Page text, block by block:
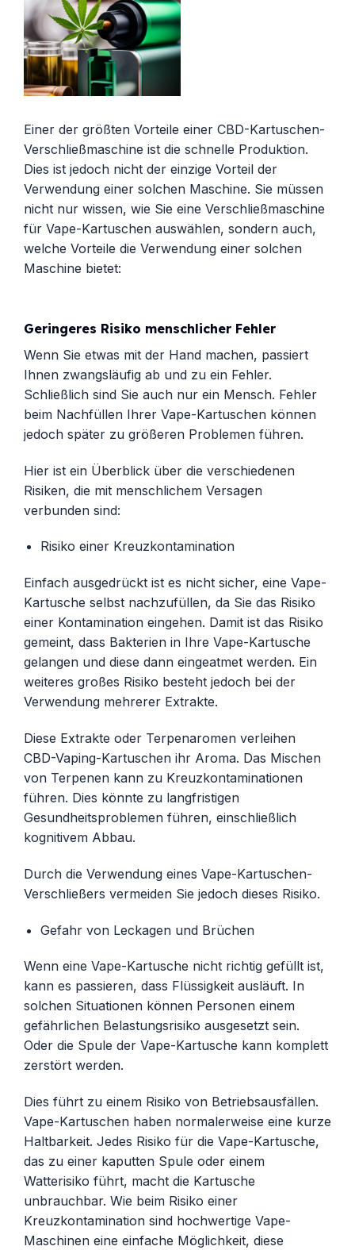
Einer der größten Vorteile einer CBD-Kartuschen-
Verschließmaschine ist die schnelle Produktion.
Dies ist jedoch nicht der einzige Vorteil der
Verwendung einer solchen Maschine. Sie müssen
nicht nur wissen, wie Sie eine Verschließmaschine
für Vape-Kartuschen auswählen, sondern auch,
welche Vorteile die Verwendung einer solchen
Maschine bietet:
Geringeres Risiko menschlicher Fehler
Wenn Sie etwas mit der Hand machen, passiert
Ihnen zwangsläufig ab und zu ein Fehler.
Schließlich sind Sie auch nur ein Mensch. Fehler
beim Nachfüllen Ihrer Vape-Kartuschen können
jedoch später zu größeren Problemen führen.
Hier ist ein Überblick über die verschiedenen
Risiken, die mit menschlichem Versagen
verbunden sind:
Risiko einer Kreuzkontamination
Einfach ausgedrückt ist es nicht sicher, eine Vape-
Kartusche selbst nachzufüllen, da Sie das Risiko
einer Kontamination eingehen. Damit ist das Risiko
gemeint, dass Bakterien in Ihre Vape-Kartusche
gelangen und diese dann eingeatmet werden. Ein
weiteres großes Risiko besteht jedoch bei der
Verwendung mehrerer Extrakte.
Diese Extrakte oder Terpenaromen verleihen
CBD-Vaping-Kartuschen ihr Aroma. Das Mischen
von Terpenen kann zu Kreuzkontaminationen
führen. Dies könnte zu langfristigen
Gesundheitsproblemen führen, einschließlich
kognitivem Abbau.
Durch die Verwendung eines Vape-Kartuschen-
Verschließers vermeiden Sie jedoch dieses Risiko.
Gefahr von Leckagen und Brüchen
Wenn eine Vape-Kartusche nicht richtig gefüllt ist,
kann es passieren, dass Flüssigkeit ausläuft. In
solchen Situationen können Personen einem
gefährlichen Belastungsrisiko ausgesetzt sein.
Oder die Spule der Vape-Kartusche kann komplett
zerstört werden.
Dies führt zu einem Risiko von Betriebsausfällen.
Vape-Kartuschen haben normalerweise eine kurze
Haltbarkeit. Jedes Risiko für die Vape-Kartusche,
das zu einer kaputten Spule oder einem
Watterisiko führt, macht die Kartusche
unbrauchbar. Wie beim Risiko einer
Kreuzkontamination sind hochwertige Vape-
Maschinen eine einfache Möglichkeit, diese